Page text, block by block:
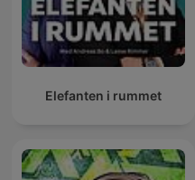
Elefanten i rummet